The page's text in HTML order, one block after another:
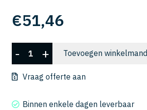
€51,46
CSELB
2040-
140
- + Toevoegen winkelmand
Vraag offerte aan
Binnen enkele dagen leverbaar